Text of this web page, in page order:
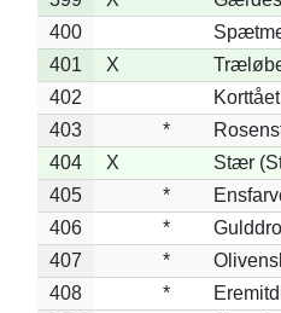
400
401
X
402
403
*
404
X
Stær
405
*
406
*
407
*
408
*